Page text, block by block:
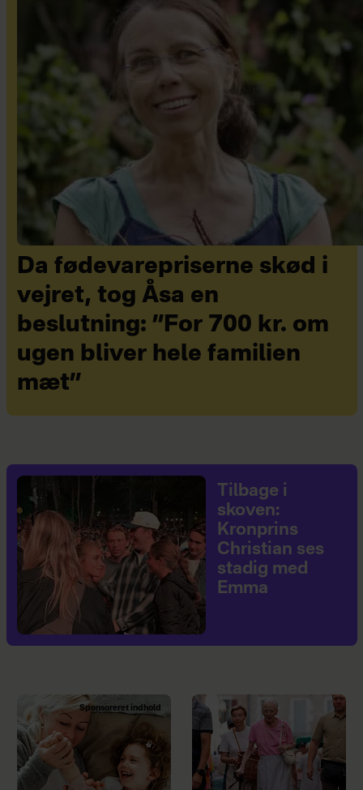
Da fødevarepriserne skød i
vejret, tog Åsa en
beslutning: ”For 700 kr. om
ugen bliver hele familien
mæt”
Tilbage i
skoven:
Kronprins
Christian ses
stadig med
Emma
Sponsoreret indhold